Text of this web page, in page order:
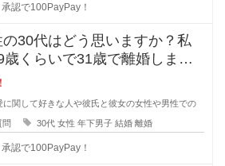
認で100PayPay！
30代はどう思いますか？私
くらいで31歳で離婚しまし
の時に元旦
に関して好きな人や彼氏と彼女の女性や男性での
問 30代 女性 年下男子 結婚 離婚
認で100PayPay！